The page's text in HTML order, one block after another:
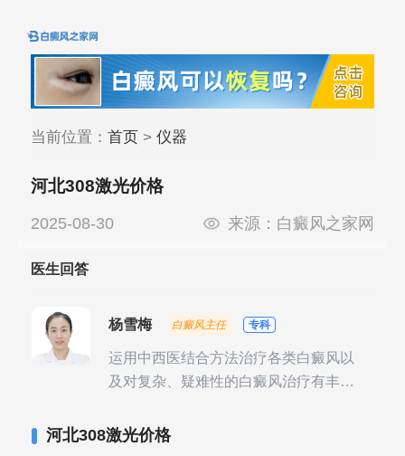
当前位置： 首页> 仪器
河北308激光价格
2025-08-30 来源： 白癜风之家网
医生回答
杨雪梅 白癜风主任 专科
运用中西医结合方法治疗各类白癜风以
及对复杂、疑难性的白癜风治疗有丰富
合巩固用药的调理，并对白癜风患者的
河北308激光价格